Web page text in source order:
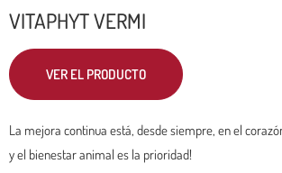
VITAPHYT VERMI
VER EL PRODUCTO
La mejora continua está, desde siempre, en el
y el bienestar animal es la prioridad!